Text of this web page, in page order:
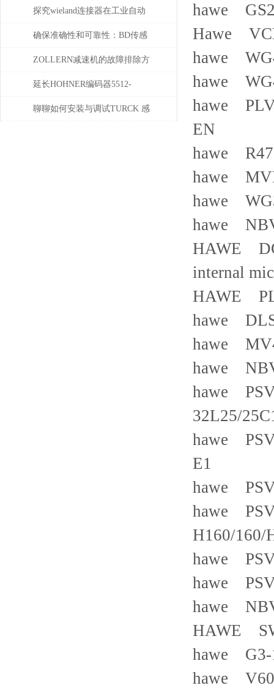
用寿命
探究wieland连接器在工业自动
化系统中的即插即用与应用优
势
确保准确性和可靠性：BD传感
器使用必读指南
ZOLLERN减速机的故障排除方
法有哪些
延长HOHNER编码器5512-
05FR-0800使用寿命的保养秘诀
聊聊如何安装与调试TURCK 感
hawe
Hawe
hawe
hawe
hawe
EN
hawe
hawe
hawe
hawe
HAWE
internal
HAWE
hawe
hawe
hawe
hawe
32L25/
hawe PSV
E1
hawe PSV
hawe
H160/160/
hawe
hawe
hawe
HAWE
hawe
hawe